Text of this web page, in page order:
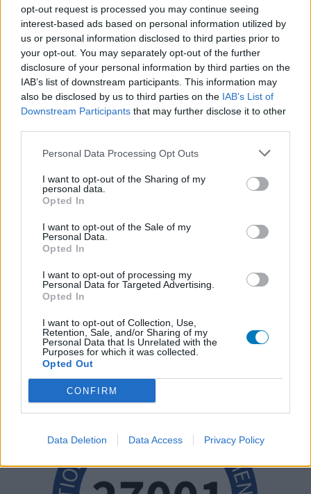
opt-out request is processed you may continue seeing
interest-based ads based on personal information utilized by
us or personal information disclosed to third parties prior to
your opt-out. You may separately opt-out of the further
disclosure of your personal information by third parties on the
IAB’s list of downstream participants. This information may
also be disclosed by us to third parties on the IAB’s List of
Downstream Participants that may further disclose it to other
Personal Data Processing Opt Outs
I want to opt-out of the Sharing of my
personal data.
Opted In
I want to opt-out of the Sale of my
Personal Data.
Opted In
I want to opt-out of processing my
Personal Data for Targeted Advertising.
Opted In
I want to opt-out of Collection, Use,
Retention, Sale, and/or Sharing of my
Personal Data that Is Unrelated with the
Purposes for which it was collected.
Opted Out
CONFIRM
Data Deletion Data Access Privacy Policy
goedkeuring, om zo te voldoen aan onze standaarden wat betreft
een review voor een medicijn. Voor het delen van ervaringen is
geen medische kennis noodzakelijk. Op deze manier geven de
reviews alleen een beeld van de ervaring van de schrijvers en niet
die van de eigenaar van deze website. Denk er aan dat de
ervaringen kunnen verschillen van persoon tot persoon en dat u
voor medisch advies altijd contact op moet nemen met uw arts of